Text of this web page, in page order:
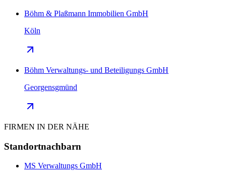
Böhm & Plaßmann Immobilien GmbH
Köln
Böhm Verwaltungs- und Beteiligungs GmbH
Georgensgmünd
FIRMEN IN DER NÄHE
Standortnachbarn
MS Verwaltungs GmbH